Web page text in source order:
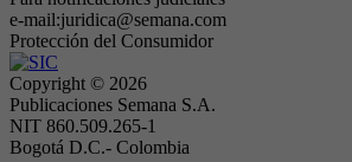
e-mail:juridica@semana.com
Protección del Consumidor
Copyright © 2026
Publicaciones Semana S.A.
NIT 860.509.265-1
Bogotá D.C.- Colombia